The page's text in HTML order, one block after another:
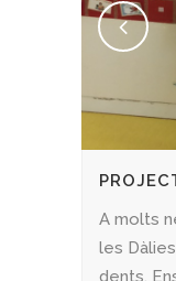
A molts
les
dents.